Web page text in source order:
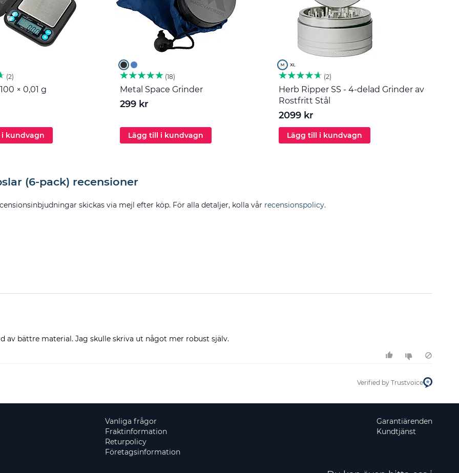
2
× 0,01 g
kundvagn
18
Metal Space Grinder
299 kr
Lägg till i kundvagn
2
Herb Ripper SS - 4-delad Grinder av
Rostfritt Stål
2099 kr
Lägg till i kundvagn
(6-pack) recensioner
skickas via mejl efter köp. För alla detaljer, kolla vår recensionspolicy.
av bättre material. Jag skulle skriva ut något mer robust själv.
Verified by Trustvoice
Vanliga frågor
Fraktinformation
Returpolicy
Företagsinformation
Garantiärenden
Kundtjänst